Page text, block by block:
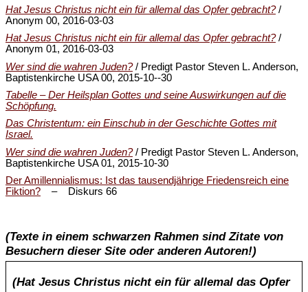
Hat Jesus Christus nicht ein für allemal das Opfer gebracht?/
Anonym 00, 2016-03-03
Hat Jesus Christus nicht ein für allemal das Opfer gebracht?/
Anonym 01, 2016-03-03
Wer sind die wahren Juden?/ Predigt Pastor Steven L. Anderson,
Baptistenkirche USA 00, 2015-10--30
Tabelle – Der Heilsplan Gottes und seine Auswirkungen auf die
Schöpfung.
Das Christentum: ein Einschub in der Geschichte Gottes mit
Israel.
Wer sind die wahren Juden?/ Predigt Pastor Steven L. Anderson,
Baptistenkirche USA 01, 2015-10-30
Der Amillennialismus: Ist das tausendjährige Friedensreich eine
Fiktion? – Diskurs 66
(Texte in einem schwarzen Rahmen sind Zitate von
Besuchern dieser Site oder anderen Autoren!)
(Hat Jesus Christus nicht ein für allemal das Opfer